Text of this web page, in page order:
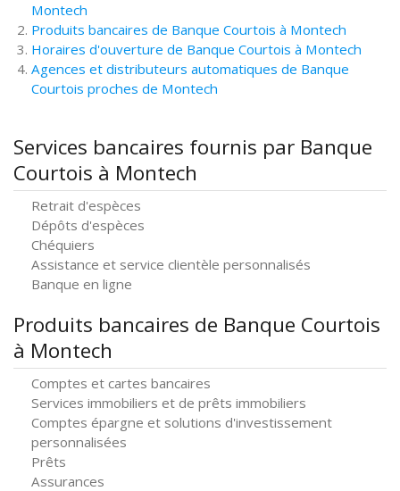
Montech
Produits bancaires de Banque Courtois à Montech
Horaires d'ouverture de Banque Courtois à Montech
Agences et distributeurs automatiques de Banque
Courtois proches de Montech
Services bancaires fournis par Banque
Courtois à Montech
Retrait d'espèces
Dépôts d'espèces
Chéquiers
Assistance et service clientèle personnalisés
Banque en ligne
Produits bancaires de Banque Courtois
à Montech
Comptes et cartes bancaires
Services immobiliers et de prêts immobiliers
Comptes épargne et solutions d'investissement
personnalisées
Prêts
Assurances